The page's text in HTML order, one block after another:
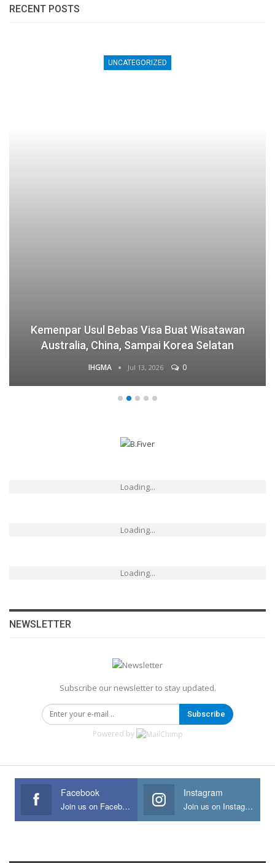
RECENT POSTS
INTERNATIONAL
Jepang Diserbu Turis, 70 Persen Akomodasi
Mengaku Kekurangan Staf
IHGMA Jul 13, 2026 0
Loading...
Loading...
Loading...
NEWSLETTER
Subscribe our newsletter to stay updated.
Subscribe
Powered by
Facebook
Join us on Facebook
Instagram
Join us on Instagram